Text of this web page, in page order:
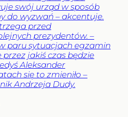
swój urząd w sposób
do wyzwań – akcentuje.
przed
prezydentów. –
paru sytuacjach egzamin
przez jakiś czas będzie
Aleksander
się to zmieniło –
Andrzeja Dudy.